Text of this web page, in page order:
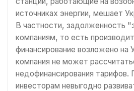
источниках энергии, мешает
В частности, задолженность
компаниям, то есть
финансирование возложено на
компания не может
недофинансирования тарифов.
инвесторам невыгодно